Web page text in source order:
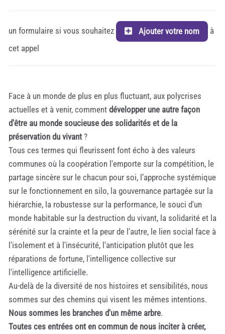
un formulaire si vous souhaitez Ajouter votre nom
à
cet appel
Face à un monde de plus en plus fluctuant, aux polycrises
actuelles et à venir, comment développer une autre façon
d'être au monde soucieuse des solidarités et de la
préservation du vivant ?
Tous ces termes qui fleurissent font écho à des valeurs
communes où la coopération l'emporte sur la compétition, le
partage sincère sur le chacun pour soi, l’approche systémique
sur le fonctionnement en silo, la gouvernance partagée sur la
hiérarchie, la robustesse sur la performance, le souci d'un
monde habitable sur la destruction du vivant, la solidarité et la
sérénité sur la crainte et la peur de l'autre, le lien social face à
l'isolement et à l'insécurité, l'anticipation plutôt que les
réparations de fortune, l'intelligence collective sur
l'intelligence artificielle.
Au-delà de la diversité de nos histoires et sensibilités, nous
sommes sur des chemins qui visent les mêmes intentions.
Nous sommes les branches d'un même arbre.
Toutes ces entrées ont en commun de nous inciter à créer,